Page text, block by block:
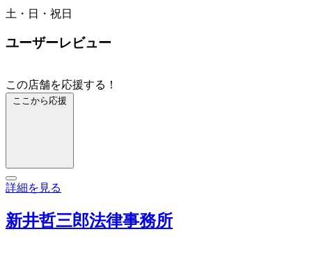
土・日・祝日
ユーザーレビュー
この店舗を応援する！
ここから応援
詳細を見る
新井哲三郎法律事務所